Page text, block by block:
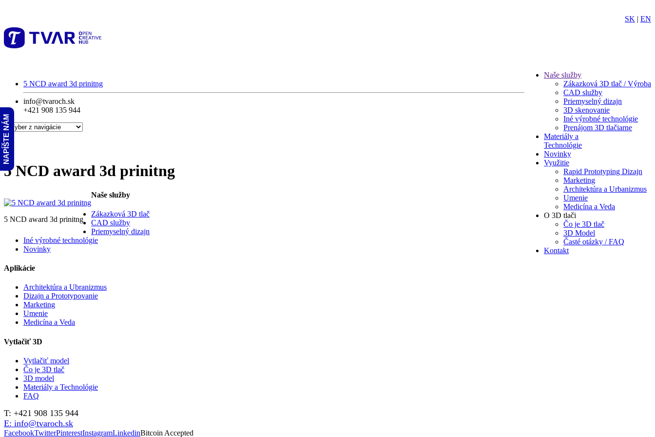
SK | EN
Naše služby
Zákazková 3D tlač / Výroba
CAD služby
Priemyselný dizajn
3D skenovanie
Iné výrobné technológie
Prenájom 3D tlačiarne
Materiály a
Technológie
Novinky
Využitie
Rapid Prototyping Dizajn
Marketing
Architektúra a Urbanizmus
Umenie
Medicína a Veda
O 3D tlači
Čo je 3D tlač
3D Model
Časté otázky / FAQ
Kontakt
5 NCD award 3d prinitng
info@tvaroch.sk
+421 908 135 944
5 NCD award 3d prinitng
5 NCD award 3d prinitng
Naše služby
Zákazková 3D tlač
CAD služby
Priemyselný dizajn
Iné výrobné technológie
Novinky
Aplikácie
Architektúra a Ubranizmus
Dizajn a Prototypovanie
Marketing
Umenie
Medicína a Veda
Vytlačiť 3D
Vytlačiť model
Čo je 3D tlač
3D model
Materiály a Technológie
FAQ
T: +421 908 135 944
E: info@tvaroch.sk
FacebookTwitterPinterestInstagramLinkedinBitcoin Accepted
NAPÍŠTE NÁM